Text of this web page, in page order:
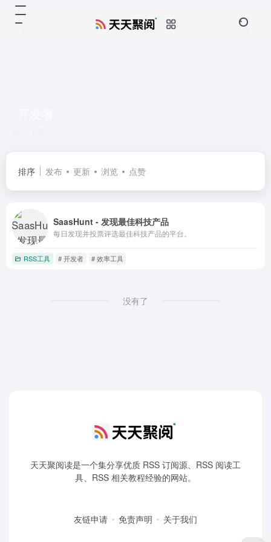
排序 发布 更新 浏览 点赞
SaasHunt - 发现最佳科技产品
每日发现并投票评选最佳科技产品的平台。
RSS工具 # 开发者 # 效率工具
没有了
天天聚阅读是一个集分享优质 RSS 订阅源、RSS 阅读工
具、RSS 相关教程经验的网站。
友链申请 免责声明 关于我们